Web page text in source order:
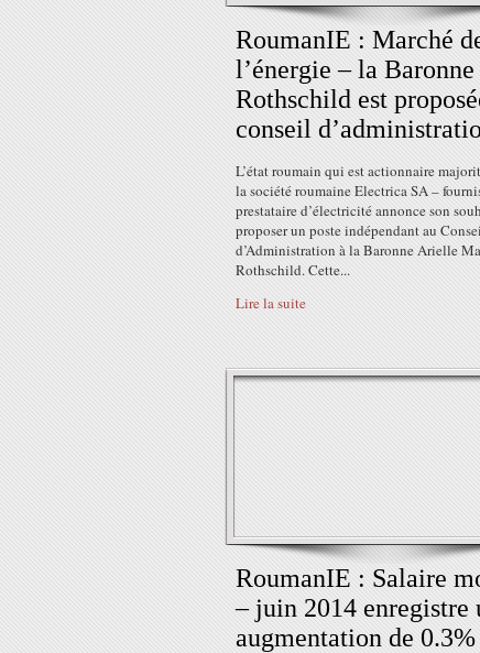
RoumanIE : Marché
l’énergie – la Baronne
Rothschild est
conseil
L’état roumain qui est actionnaire
la société roumaine Electrica SA –
prestataire d’électricité annonce son
proposer un poste indépendant au
d’Administration à la Baronne Arielle
Rothschild. Cette...
Lire la suite
RoumanIE : Salaire
– juin 2014 enregistre
augmentation de 0.3%